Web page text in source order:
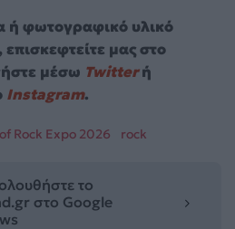
ή φωτογραφικό υλικό
επισκεφτείτε μας στο
μέσω Twitterή
Instagram.
Rock Expo 2026 rock
το
στο Google